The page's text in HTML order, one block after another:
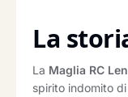
La
La Maglia RC
spirito indomito